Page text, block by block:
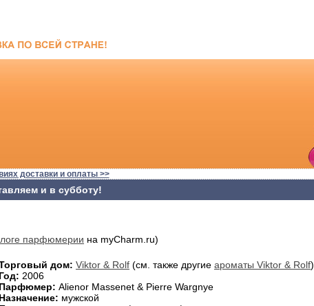
доставки и оплаты >>
и в субботу!
парфюмерии на myCharm.ru)
дом: Viktor & Rolf (см. также другие ароматы Viktor & Rolf)
Год: 2006
Парфюмер: Alienor Massenet & Pierre Wargnye
Назначение: мужской